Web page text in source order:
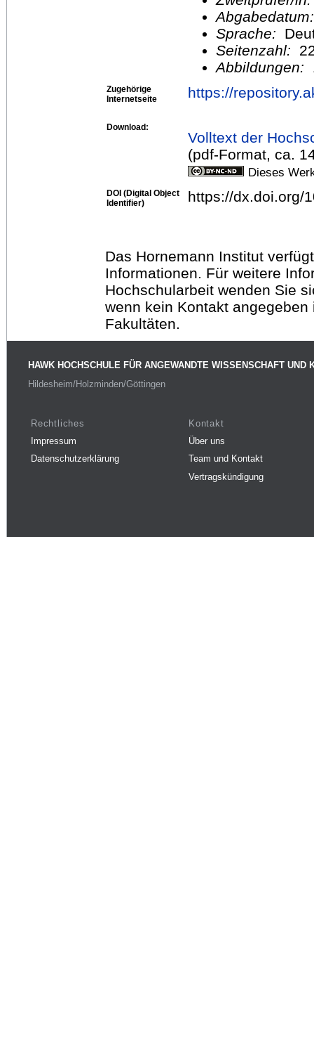
Sprache:
Seitenzahl:
Abbildungen:
Zugehörige
Internetseite
https://
Download:
Volltext der
(pdf-Format, ca.
Dieses
DOI (Digital Object
Identifier)
https://dx.doi.org/
Das Hornemann Institut
Informationen. Für weitere
Hochschularbeit wenden Sie
wenn kein Kontakt
Fakultäten.
HAWK HOCHSCHULE FÜR ANGEWANDTE WISSENSCHAFT UND
Hildesheim/Holzminden/Göttingen
Rechtliches
Impressum
Datenschutzerklärung
Kontakt
Über uns
Team und Kontakt
Vertragskündigung